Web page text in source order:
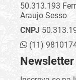
50.313.193
Araujo Sesso
CNPJ
(11)
Newsletter